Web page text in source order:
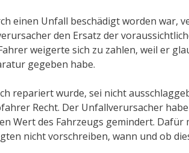
einen Unfall beschädigt worden war,
den Ersatz der
weigerte sich zu zahlen, weil er
gegeben habe.
repariert wurde, sei nicht
Recht. Der Unfallverursacher
Wert des Fahrzeugs gemindert.
nicht vorschreiben, wann und ob